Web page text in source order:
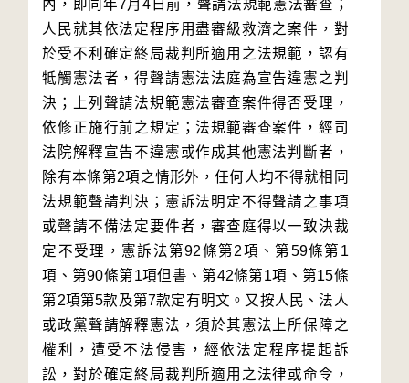
內，即同年7月4日前，聲請法規範憲法審查；
人民就其依法定程序用盡審級救濟之案件，對
於受不利確定終局裁判所適用之法規範，認有
牴觸憲法者，得聲請憲法法庭為宣告違憲之判
決；上列聲請法規範憲法審查案件得否受理，
依修正施行前之規定；法規範審查案件，經司
法院解釋宣告不違憲或作成其他憲法判斷者，
除有本條第2項之情形外，任何人均不得就相同
法規範聲請判決；憲訴法明定不得聲請之事項
或聲請不備法定要件者，審查庭得以一致決裁
定不受理，憲訴法第92條第2項、第59條第1
項、第90條第1項但書、第42條第1項、第15條
第2項第5款及第7款定有明文。又按人民、法人
或政黨聲請解釋憲法，須於其憲法上所保障之
權利，遭受不法侵害，經依法定程序提起訴
訟，對於確定終局裁判所適用之法律或命令，